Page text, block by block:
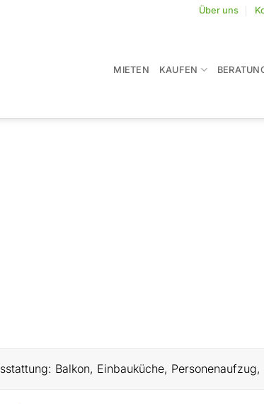
Über uns
MIETEN KAUFEN
Balkon, Einbauküche, Personenaufzug,